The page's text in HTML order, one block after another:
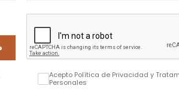
›
Acepto Política de Privacidad y
Personales